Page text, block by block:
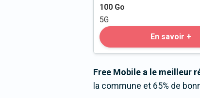
100 Go
5G
En savoir +
Free Mobile a le meilleur
la commune et 65% de